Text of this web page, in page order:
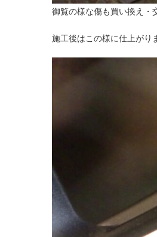
御覧の様な傷も買い換え・
施工後はこの様に仕上がり